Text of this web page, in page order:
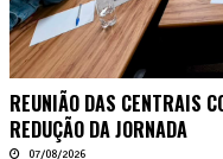
REUNIÃO DAS CENTRAIS
REDUÇÃO DA JORNADA
07/08/2026